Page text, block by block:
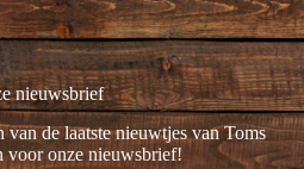
nieuwsbrief
de laatste nieuwtjes van Toms
voor onze nieuwsbrief!